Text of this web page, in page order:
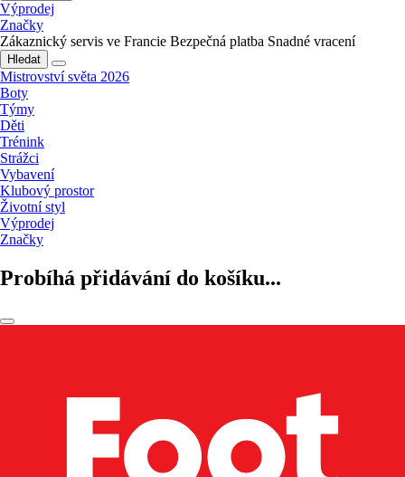
Výprodej
Značky
Zákaznický servis ve Francie Bezpečná platba Snadné vracení
Hledat
Mistrovství světa 2026
Boty
Týmy
Děti
Trénink
Strážci
Vybavení
Klubový prostor
Životní styl
Výprodej
Značky
Probíhá přidávání do košíku...